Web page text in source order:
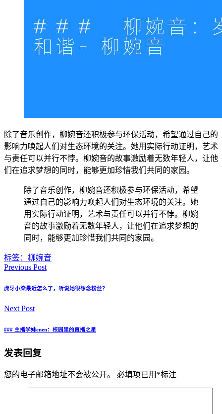
除了音乐创作，柳婉音还积极参与环保活动，希望通过自己的
影响力唤起人们对生态环境的关注。她用实际行动证明，艺术
与责任可以并行不悖。柳婉音的故事激励着无数年轻人，让他
们在追求梦想的同时，能够更加珍惜我们共同的家园。
除了音乐创作，柳婉音还积极参与环保活动，希望
通过自己的影响力唤起人们对生态环境的关注。她
用实际行动证明，艺术与责任可以并行不悖。柳婉
音的故事激励着无数年轻人，让他们在追求梦想的
同时，能够更加珍惜我们共同的家园。
标签： 柳婉音
Previous Post
虎牙小染最近怎么了，听说她很想念粉丝？
Next Post
### 主播学妹enen：校园里的直播之星
发表回复
您的电子邮箱地址不会被公开。 必填项已用 *标注